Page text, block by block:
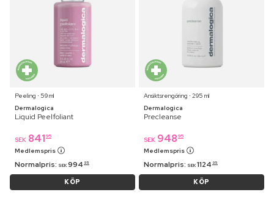
Peeling ⋅ 59 ml
Dermalogica
Liquid Peelfoliant
SEK 841 95
Medlemspris
Normalpris: SEK 994 95
KÖP
Ansiktsrengöring ⋅ 295 ml
Dermalogica
Precleanse
SEK 948 95
Medlemspris
Normalpris: SEK 1124 95
KÖP